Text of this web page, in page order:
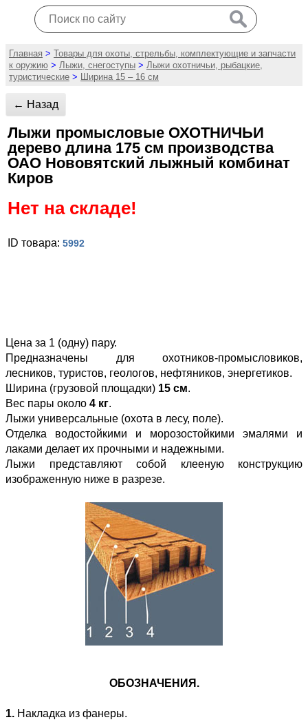
Главная > Товары для охоты, стрельбы, комплектующие и запчасти
к оружию > Лыжи, снегоступы > Лыжи охотничьи, рыбацкие,
туристические > Ширина 15 – 16 см
← Назад
Лыжи промысловые ОХОТНИЧЬИ
дерево длина 175 см производства
ОАО Нововятский лыжный комбинат
Киров
Нет на складе!
ID товара: 5992
Цена за 1 (одну) пару.
Предназначены для охотников-промысловиков,
лесников, туристов, геологов, нефтяников, энергетиков.
Ширина (грузовой площадки) 15 см.
Вес пары около 4 кг.
Лыжи универсальные (охота в лесу, поле).
Отделка водостойкими и морозостойкими эмалями и
лаками делает их прочными и надежными.
Лыжи представляют собой клееную конструкцию
изображенную ниже в разрезе.
ОБОЗНАЧЕНИЯ.
1. Накладка из фанеры.